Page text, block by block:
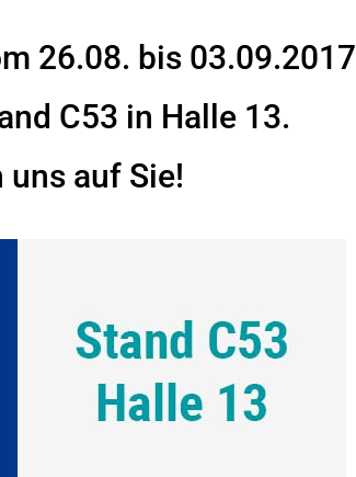
26.08. bis 03.09.2017
C53 in Halle 13.
auf Sie!